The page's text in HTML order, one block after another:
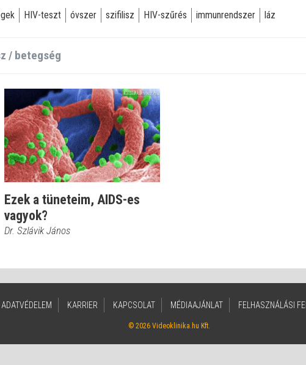
HIV-teszt óvszer szifilisz HIV-szűrés immunrendszer láz
Ezek a tüneteim, AIDS-es
vagyok?
Dr. Szlávik János
ADATVÉDELEM KARRIER KAPCSOLAT MÉDIAAJÁNLAT FELHASZNÁLÁSI
© 2026 Videoklinika.hu Kft.